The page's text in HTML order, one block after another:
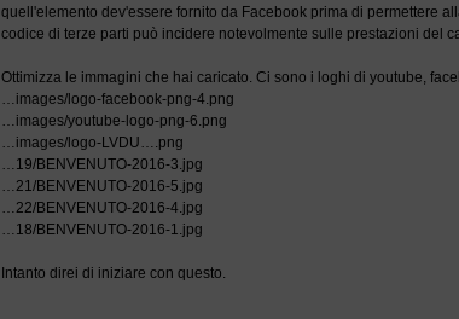
quell'elemento dev'essere fornito da Facebook prima di permettere
codice di terze parti può incidere notevolmente sulle prestazioni del
Ottimizza le immagini che hai caricato. Ci sono i loghi di youtube,
…images/logo-facebook-png-4.png
…images/youtube-logo-png-6.png
…images/logo-LVDU….png
…19/BENVENUTO-2016-3.jpg
…21/BENVENUTO-2016-5.jpg
…22/BENVENUTO-2016-4.jpg
…18/BENVENUTO-2016-1.jpg
Intanto direi di iniziare con questo.